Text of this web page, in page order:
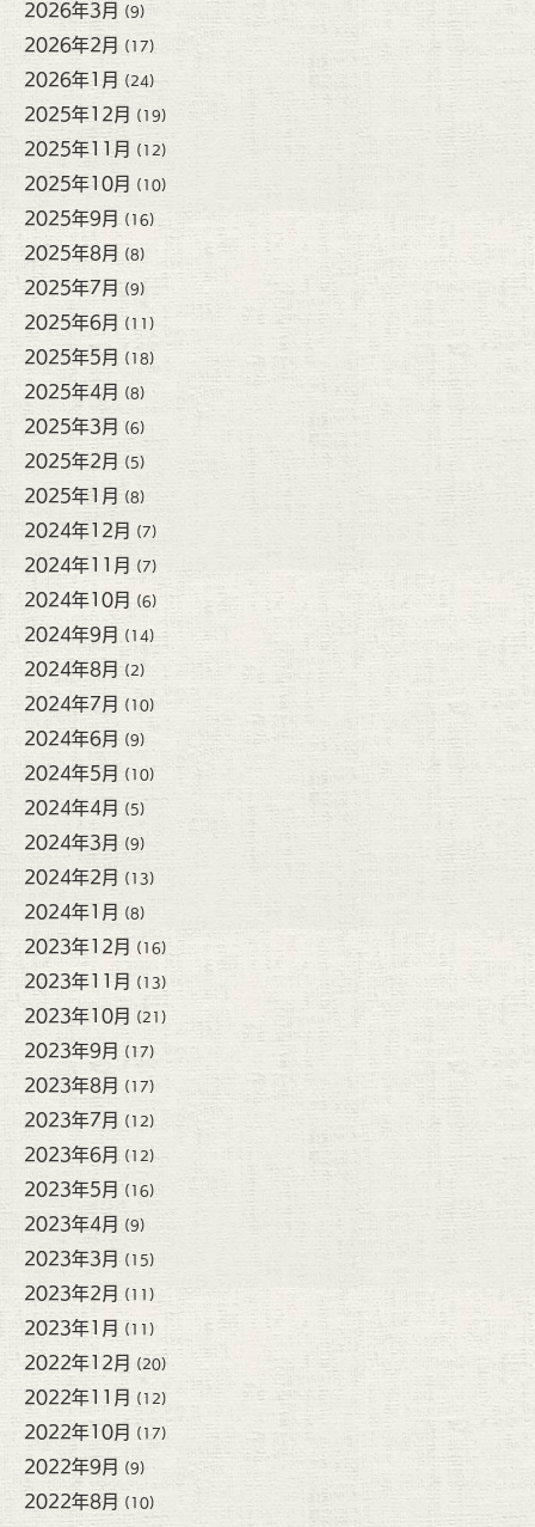
2026年3月 (9)
2026年2月 (17)
2026年1月 (24)
2025年12月 (19)
2025年11月 (12)
2025年10月 (10)
2025年9月 (16)
2025年8月 (8)
2025年7月 (9)
2025年6月 (11)
2025年5月 (18)
2025年4月 (8)
2025年3月 (6)
2025年2月 (5)
2025年1月 (8)
2024年12月 (7)
2024年11月 (7)
2024年10月 (6)
2024年9月 (14)
2024年8月 (2)
2024年7月 (10)
2024年6月 (9)
2024年5月 (10)
2024年4月 (5)
2024年3月 (9)
2024年2月 (13)
2024年1月 (8)
2023年12月 (16)
2023年11月 (13)
2023年10月 (21)
2023年9月 (17)
2023年8月 (17)
2023年7月 (12)
2023年6月 (12)
2023年5月 (16)
2023年4月 (9)
2023年3月 (15)
2023年2月 (11)
2023年1月 (11)
2022年12月 (20)
2022年11月 (12)
2022年10月 (17)
2022年9月 (9)
2022年8月 (10)